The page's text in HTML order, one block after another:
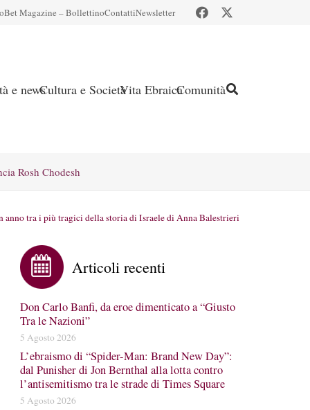
Bet Magazine – BollettinoContattiNewsletter
e newsCultura e SocietàVita EbraicaComunità
Rosh Chodesh
tra i più tragici della storia di Israele di Anna Balestrieri
Articoli recenti
Don Carlo Banfi, da eroe dimenticato a “Giusto
Tra le Nazioni”
5 Agosto 2026
L’ebraismo di “Spider-Man: Brand New Day”:
dal Punisher di Jon Bernthal alla lotta contro
l’antisemitismo tra le strade di Times Square
5 Agosto 2026